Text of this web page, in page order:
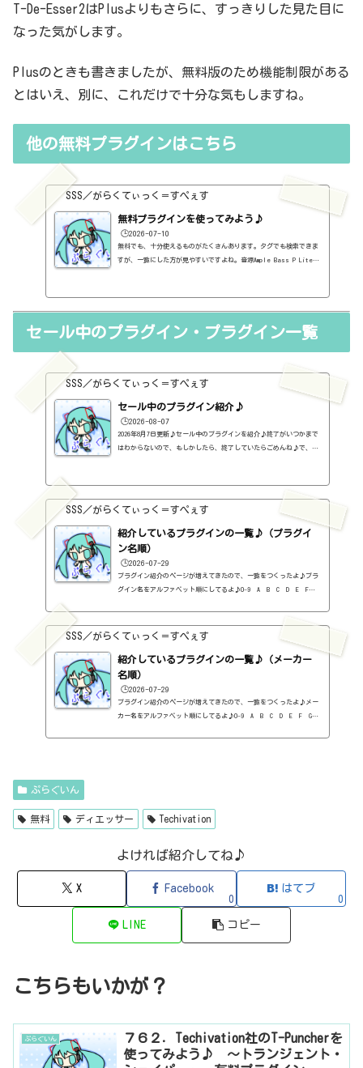
T-De-Esser2はPlusよりもさらに、すっきりした見た目に
なった気がします。
Plusのときも書きましたが、無料版のため機能制限がある
とはいえ、別に、これだけで十分な気もしますね。
他の無料プラグインはこちら
SSS／がらくてぃっく＝すぺぇす
無料プラグインを使ってみよう♪
🕒️2026-07-10
無料でも、十分使えるものがたくさんあります。タグでも検索できま
すが、一覧にした方が見やすいですよね。音源Ample Bass P Lite
1%aeample-bass-p-lite-ii%e3%82%92%e4%bd%bf%e3%81%a3%e3%8
1%a6%e3%81%bf/Ample Guitar M Lite Ⅱ～アコースティックギター
～https://sss-music.xyz/2021/02/10/%ef%bc%94%ef%bc%98%ef%b
セール中のプラグイン・プラグイン一覧
SSS／がらくてぃっく＝すぺぇす
セール中のプラグイン紹介♪
🕒️2026-08-07
2026年8月7日更新♪セール中のプラグインを紹介♪終了がいつかまで
はわからないので、もしかしたら、終了していたらごめんね♪で、相
OST（UJAM）定価：59ドル → 19ドル（本家さま）FINISHER DYNAMO（U
JAM）定価：59ドル → 9ドル（本家さま）FINISHER FLUXX（UJAM）定
価：59...
SSS／がらくてぃっく＝すぺぇす
紹介しているプラグインの一覧♪（プラグイ
ン名順）
🕒️2026-07-29
プラグイン紹介のページが増えてきたので、一覧をつくったよ♪プラ
グイン名をアルファベット順にしてるよ♪0-9 A B C D E F G
料）2B DELAYED CLASSIC（2B Played Music・ディレイ・有料）2B RE
VERBED（2B Played Music・リバーブ・有料）2B Shaped Filter（2
B Played Music・フィルタープラグイン・有料）3-Band EQ（Kilohe
arts・EQ・無料）40'S VERY OWN DRUMS（NATIVE INSTRUMENTS・ドラ
ム...
SSS／がらくてぃっく＝すぺぇす
紹介しているプラグインの一覧♪（メーカー
名順）
🕒️2026-07-29
プラグイン紹介のページが増えてきたので、一覧をつくったよ♪メー
カー名をアルファベット順にしてるよ♪0-9 A B C D E F G
ップ...
ぷらぐいん
無料 ディエッサー Techivation
よければ紹介してね♪
X Facebook
0
はてブ
0
LINE コピー
こちらもいかが？
ぷらぐいん
７６２．Techivation社のT-Puncherを
使ってみよう♪ ～トランジェント・